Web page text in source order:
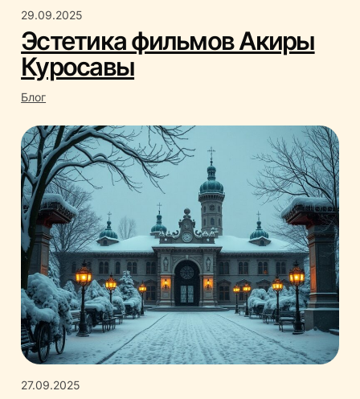
29.09.2025
Эстетика фильмов Акиры
Куросавы
Блог
27.09.2025